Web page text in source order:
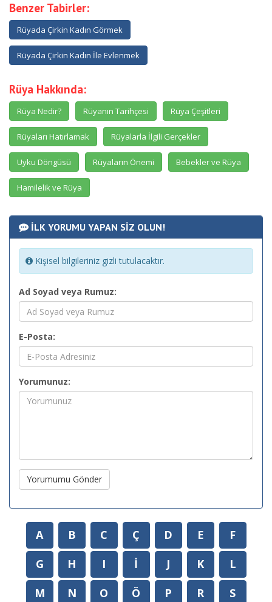
Benzer Tabirler:
Rüyada Çirkin Kadın Görmek
Rüyada Çirkin Kadın İle Evlenmek
Rüya Hakkında:
Rüya Nedir? Rüyanın Tarihçesi Rüya Çeşitleri
Rüyaları Hatırlamak Rüyalarla İlgili Gerçekler
Uyku Döngüsü Rüyaların Önemi Bebekler ve Rüya
Hamilelik ve Rüya
İLK YORUMU YAPAN SİZ OLUN!
Kişisel bilgileriniz gizli tutulacaktır.
Ad Soyad veya Rumuz:
E-Posta:
Yorumunuz:
Yorumumu Gönder
A B C Ç D E
F
G
H I İ J K
L
M
N O Ö P R S